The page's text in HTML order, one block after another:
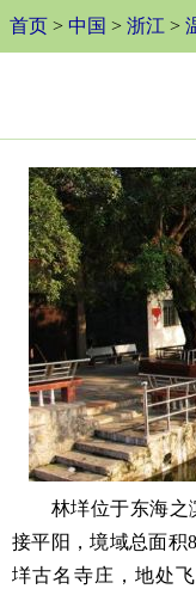
首页 > 中国 > 浙江 >
林垟位于东海之
接平阳，境域总面积
垟古名寺庄，地处